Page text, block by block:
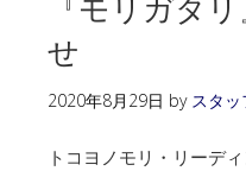
せ
2020年8月29日 by スタッ
トコヨノモリ・リーデ